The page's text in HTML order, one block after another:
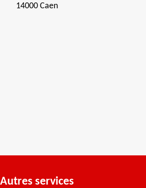
14000 Caen
Autres services